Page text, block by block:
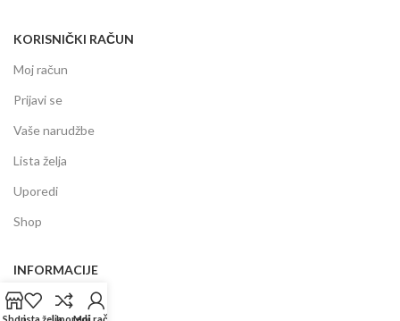
KORISNIČKI RAČUN
Moj račun
Prijavi se
Vaše narudžbe
Lista želja
Uporedi
Shop
INFORMACIJE
Prodajni centar